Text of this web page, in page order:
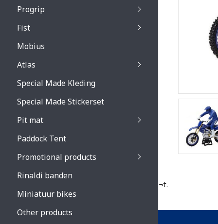
Primal / Split /
Recoil accessoires
Buzz kid lenses &
Progrip
Venom 3200 /
Venom 3200 /
Fist
Mobius
Atlas
Special Made Kleding
Special Made Stickerset
Pit mat
Paddock Tent
Promotional products
Rinaldi banden
Miniatuur bikes
Other products
¬†.